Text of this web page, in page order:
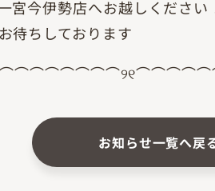
宮今伊勢店へお越しください
待ちしております
お知らせ一覧へ戻